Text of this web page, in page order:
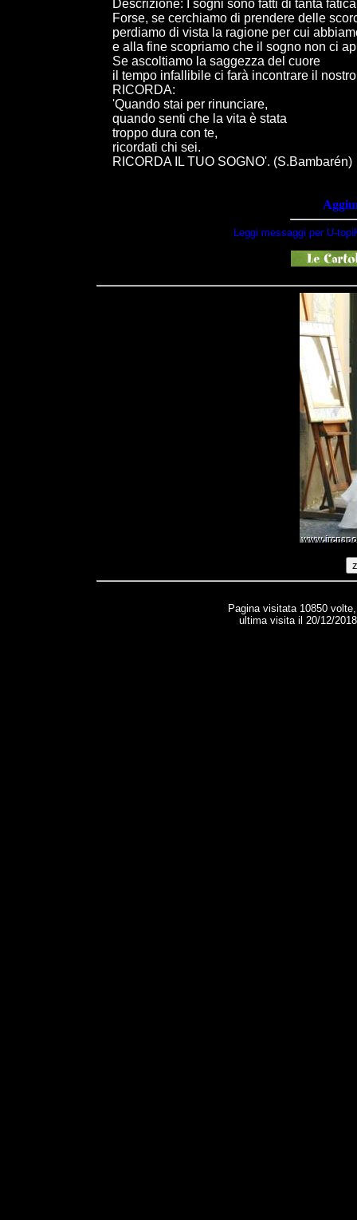
Descrizione: I sogni sono fatti di tanta
Forse, se cerchiamo di prendere delle
perdiamo di vista la ragione per cui
e alla fine scopriamo che il sogno non ci
Se ascoltiamo la saggezza del cuore
il tempo infallibile ci farà incontrare il
RICORDA:
'Quando stai per rinunciare,
quando senti che la vita è stata
troppo dura con te,
ricordati chi sei.
RICORDA IL TUO SOGNO'. (S.Bambarén)
Leggi messaggi per U-
Pagina visitata 10850
ultima visita il 20/12/